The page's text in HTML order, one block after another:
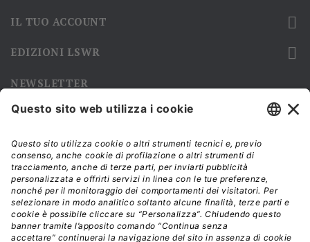
IL TUO ACCOUNT 
EDIZIONI LSWR 
NEWSLETTER
Iscriviti alla nostra newsletter e rimani sempre aggiornato sulle
Modalità di acquisto e tempi di spedizione
Diritto di recesso
Privacy policy